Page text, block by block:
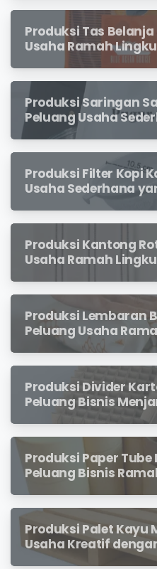
Produksi Tas
Usaha Ramah
Produksi Saringan
Peluang Usaha
Permintaan yang
Produksi Filter Kopi
Usaha Sederhana
Diminati Pecinta Kopi
Produksi Kantong
Usaha Ramah
Produksi Lembaran
Peluang Usaha
yang Menjanjikan
Produksi Divider
Peluang Bisnis
Permintaan yang
Produksi Paper Tube
Peluang Bisnis
Produksi Palet Kayu
Usaha Kreatif
Terjangkau dan